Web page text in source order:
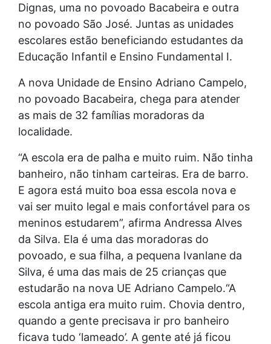
Dignas, uma no povoado Bacabeira e outra
no povoado São José. Juntas as unidades
escolares estão beneficiando estudantes da
Educação Infantil e Ensino Fundamental I.
A nova Unidade de Ensino Adriano Campelo,
no povoado Bacabeira, chega para atender
as mais de 32 famílias moradoras da
localidade.
“A escola era de palha e muito ruim. Não tinha
banheiro, não tinham carteiras. Era de barro.
E agora está muito boa essa escola nova e
vai ser muito legal e mais confortável para os
meninos estudarem”, afirma Andressa Alves
da Silva. Ela é uma das moradoras do
povoado, e sua filha, a pequena Ivanlane da
Silva, é uma das mais de 25 crianças que
estudarão na nova UE Adriano Campelo.“A
escola antiga era muito ruim. Chovia dentro,
quando a gente precisava ir pro banheiro
ficava tudo ‘lameado’. A gente até já ficou